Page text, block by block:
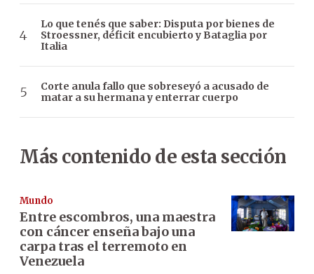
Lo que tenés que saber: Disputa por bienes de
Stroessner, déficit encubierto y Bataglia por
Italia
Corte anula fallo que sobreseyó a acusado de
matar a su hermana y enterrar cuerpo
Más contenido de esta sección
Mundo
Entre escombros, una maestra
con cáncer enseña bajo una
carpa tras el terremoto en
Venezuela